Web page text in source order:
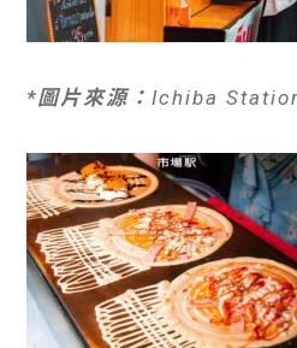
*圖片來源： Ichiba